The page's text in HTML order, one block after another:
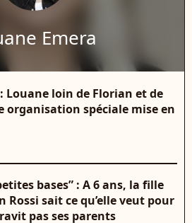
Emera
Louane loin de Florian et de
organisation spéciale mise en
bases” : A 6 ans, la fille
Rossi sait ce qu’elle veut pour
pas ses parents